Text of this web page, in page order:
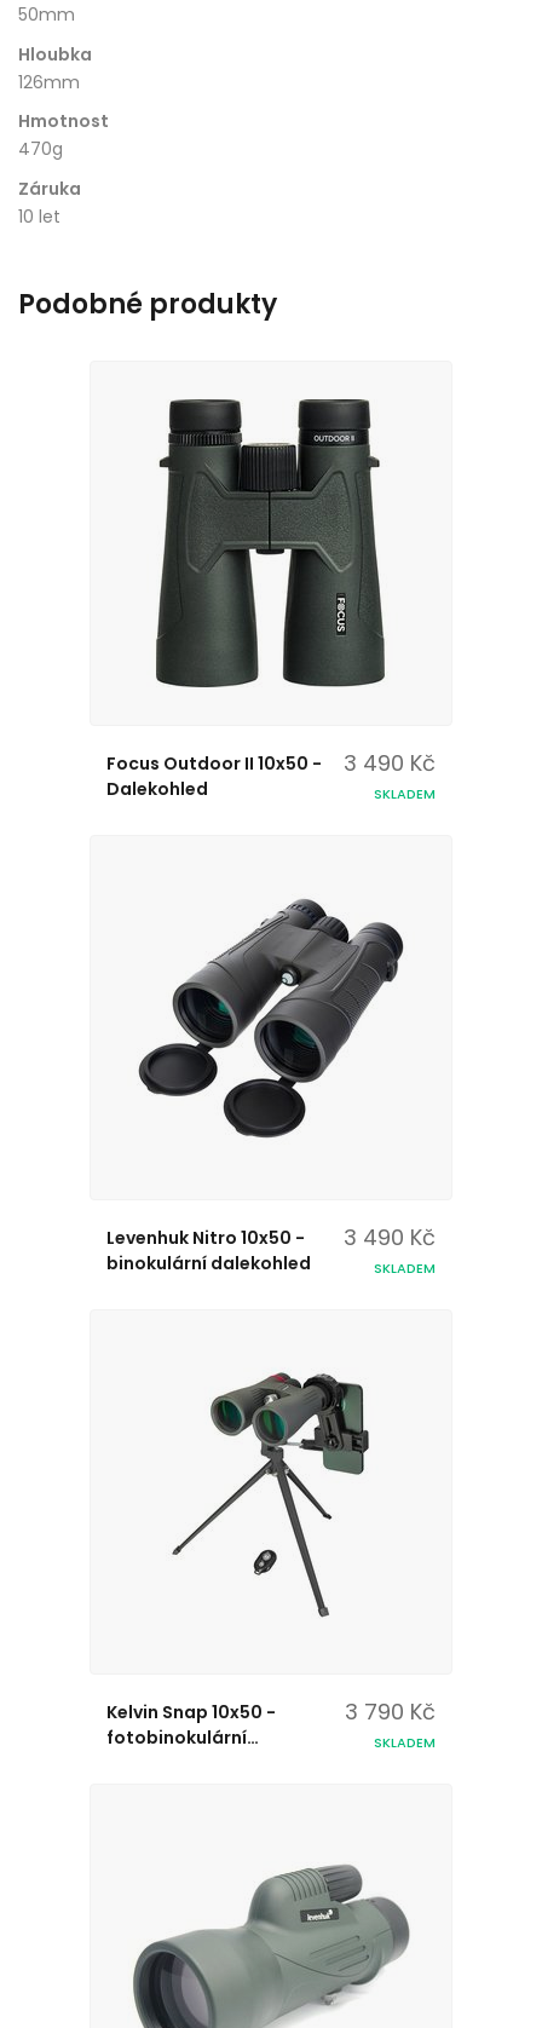
50mm
Hloubka
126mm
Hmotnost
470g
Záruka
10 let
Podobné produkty
Focus Outdoor II 10x50 -
Dalekohled
3 490 Kč
SKLADEM
Levenhuk Nitro 10x50 -
binokulární dalekohled
3 490 Kč
SKLADEM
Kelvin Snap 10x50 -
fotobinokulární
3 790 Kč
SKLADEM